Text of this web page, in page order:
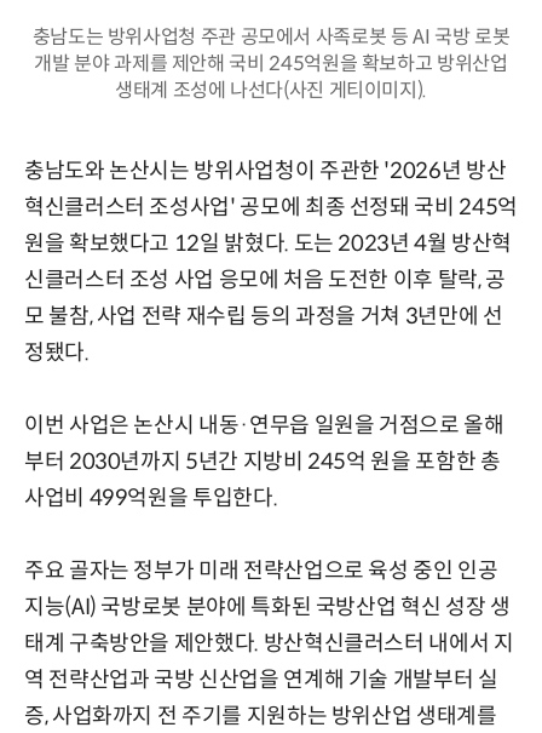
충남도는 방위사업청 주관 공모에서 사족로봇 등 AI 국방 로봇
개발 분야 과제를 제안해 국비 245억원을 확보하고 방위산업
생태계 조성에 나선다(사진 게티이미지).
충남도와 논산시는 방위사업청이 주관한 '2026년 방산
혁신클러스터 조성사업' 공모에 최종 선정돼 국비 245억
원을 확보했다고 12일 밝혔다. 도는 2023년 4월 방산혁
신클러스터 조성 사업 응모에 처음 도전한 이후 탈락, 공
모 불참, 사업 전략 재수립 등의 과정을 거쳐 3년만에 선
정됐다.
이번 사업은 논산시 내동·연무읍 일원을 거점으로 올해
부터 2030년까지 5년간 지방비 245억 원을 포함한 총
사업비 499억원을 투입한다.
주요 골자는 정부가 미래 전략산업으로 육성 중인 인공
지능(AI) 국방로봇 분야에 특화된 국방산업 혁신 성장 생
태계 구축방안을 제안했다. 방산혁신클러스터 내에서 지
역 전략산업과 국방 신산업을 연계해 기술 개발부터 실
증, 사업화까지 전 주기를 지원하는 방위산업 생태계를